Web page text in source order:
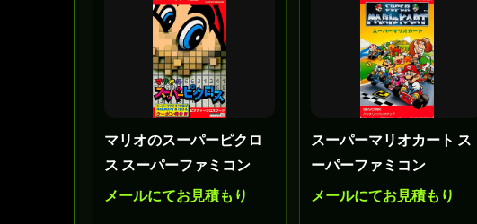
マリオのスーパーピクロ
ス スーパーファミコン
メールにてお見積もり
スーパーマリオカート ス
ーパーファミコン
メールにてお見積もり